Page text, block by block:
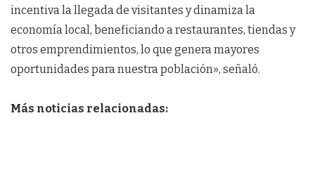
incentiva la llegada de visitantes y dinamiza la
economía local, beneficiando a restaurantes, tiendas y
otros emprendimientos, lo que genera mayores
oportunidades para nuestra población», señaló.
Más noticias relacionadas: